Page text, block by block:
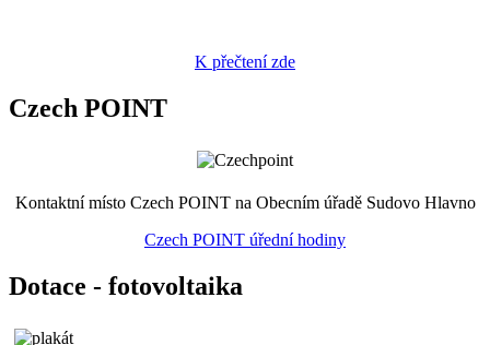
K přečtení zde
Czech POINT
Kontaktní místo Czech POINT na Obecním úřadě Sudovo Hlavno
Czech POINT úřední hodiny
Dotace - fotovoltaika